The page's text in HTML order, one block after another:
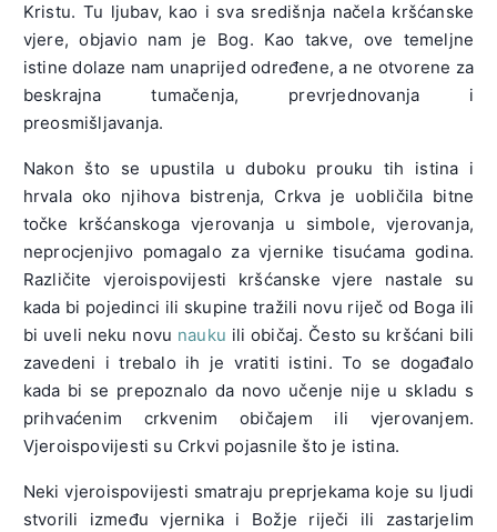
Kristu. Tu ljubav, kao i sva središnja načela kršćanske
vjere, objavio nam je Bog. Kao takve, ove temeljne
istine dolaze nam unaprijed određene, a ne otvorene za
beskrajna tumačenja, prevrjednovanja i
preosmišljavanja.
Nakon što se upustila u duboku prouku tih istina i
hrvala oko njihova bistrenja, Crkva je uobličila bitne
točke kršćanskoga vjerovanja u simbole, vjerovanja,
neprocjenjivo pomagalo za vjernike tisućama godina.
Različite vjeroispovijesti kršćanske vjere nastale su
kada bi pojedinci ili skupine tražili novu riječ od Boga ili
bi uveli neku novu nauku ili običaj. Često su kršćani bili
zavedeni i trebalo ih je vratiti istini. To se događalo
kada bi se prepoznalo da novo učenje nije u skladu s
prihvaćenim crkvenim običajem ili vjerovanjem.
Vjeroispovijesti su Crkvi pojasnile što je istina.
Neki vjeroispovijesti smatraju preprjekama koje su ljudi
stvorili između vjernika i Božje riječi ili zastarjelim